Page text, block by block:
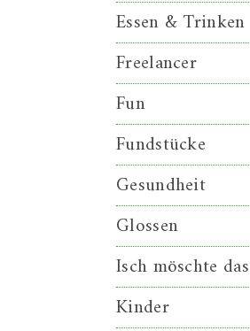
Essen & Trinken
Freelancer
Fun
Fundstücke
Gesundheit
Glossen
Isch möschte das
Kinder